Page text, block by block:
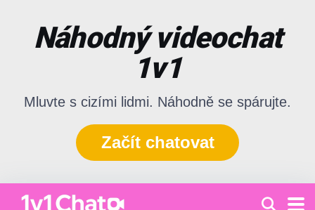
Náhodný videochat
1v1
Mluvte s cizími lidmi. Náhodně se spárujte.
Začít chatovat